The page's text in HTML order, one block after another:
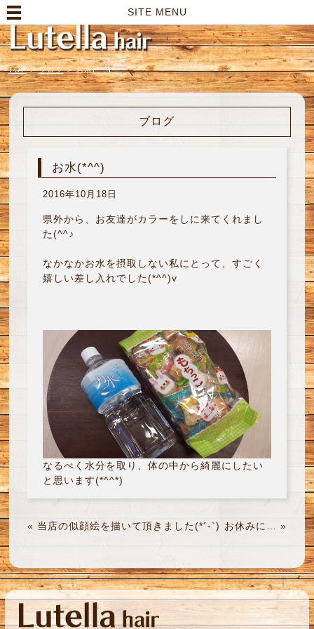
SITE MENU
TOP > ブログ > お水(*^^)
ブログ
お水(*^^)
2016年10月18日
県外から、お友達がカラーをしに来てくれまし
た(^^♪
なかなかお水を摂取しない私にとって、すごく
嬉しい差し入れでした(*^^)v
なるべく水分を取り、体の中から綺麗にしたい
と思います(*^^*)
« 当店の似顔絵を描いて頂きました(*´-`) お休みに… »